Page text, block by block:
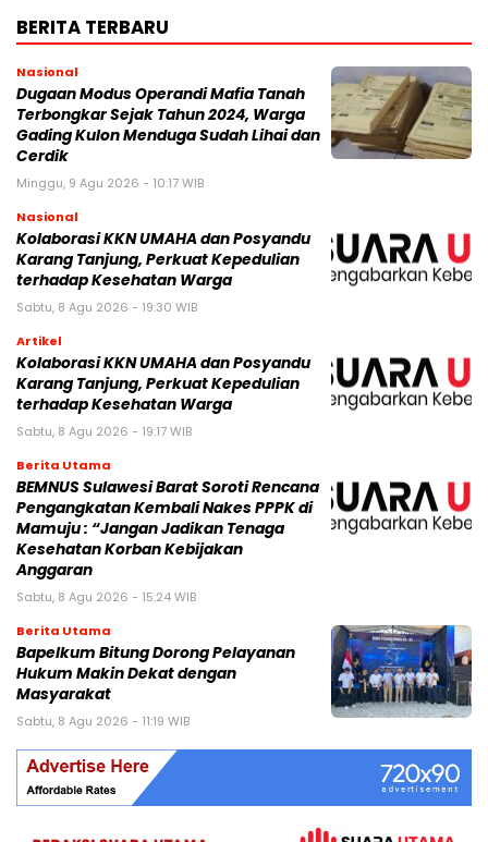
BERITA TERBARU
Nasional
Dugaan Modus Operandi Mafia Tanah
Terbongkar Sejak Tahun 2024, Warga
Gading Kulon Menduga Sudah Lihai dan
Cerdik
Minggu, 9 Agu 2026 - 10:17 WIB
Nasional
Kolaborasi KKN UMAHA dan Posyandu
Karang Tanjung, Perkuat Kepedulian
terhadap Kesehatan Warga
Sabtu, 8 Agu 2026 - 19:30 WIB
Artikel
Kolaborasi KKN UMAHA dan Posyandu
Karang Tanjung, Perkuat Kepedulian
terhadap Kesehatan Warga
Sabtu, 8 Agu 2026 - 19:17 WIB
Berita Utama
BEMNUS Sulawesi Barat Soroti Rencana
Pengangkatan Kembali Nakes PPPK di
Mamuju : “Jangan Jadikan Tenaga
Kesehatan Korban Kebijakan
Anggaran
Sabtu, 8 Agu 2026 - 15:24 WIB
Berita Utama
Bapelkum Bitung Dorong Pelayanan
Hukum Makin Dekat dengan
Masyarakat
Sabtu, 8 Agu 2026 - 11:19 WIB